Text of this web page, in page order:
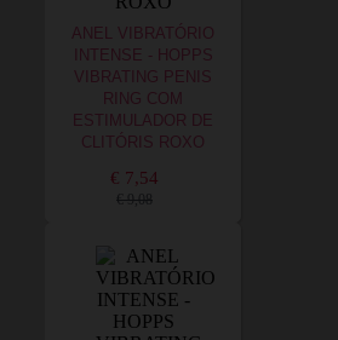
ANEL VIBRATÓRIO
INTENSE - HOPPS
VIBRATING PENIS
RING COM
ESTIMULADOR DE
CLITÓRIS ROXO
€ 7,54
€ 9,08